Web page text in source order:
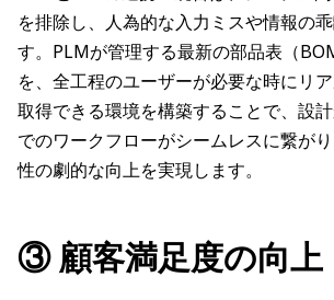
を排除し、人為的な入力ミスや情報の
す。PLMが管理する最新の部品表（
を、全工程のユーザーが必要な時にリ
取得できる環境を構築することで、設
でのワークフローがシームレスに繋が
性の劇的な向上を実現します。
③ 顧客満足度の向上